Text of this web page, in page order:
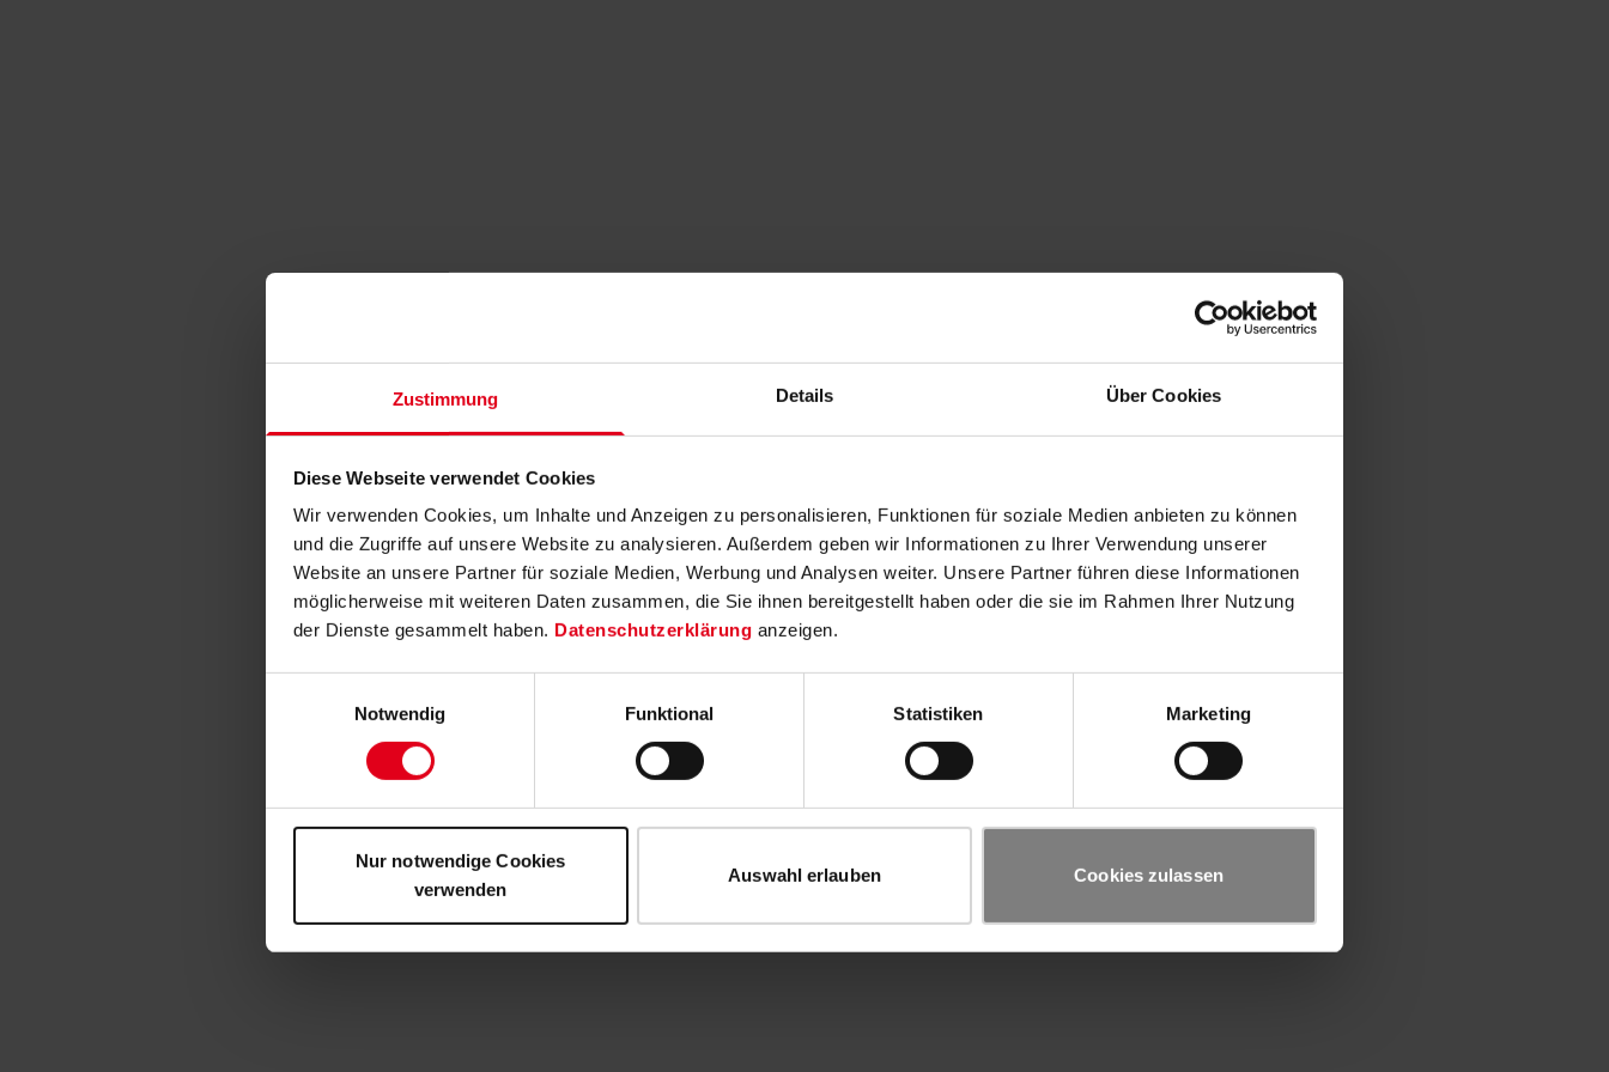
Zustimmung Details Über Cookies
Diese Webseite verwendet Cookies
Wir verwenden Cookies, um Inhalte und Anzeigen zu personalisieren, Funktionen für soziale Medien anbieten zu können
und die Zugriffe auf unsere Website zu analysieren. Außerdem geben wir Informationen zu Ihrer Verwendung unserer
Website an unsere Partner für soziale Medien, Werbung und Analysen weiter. Unsere Partner führen diese Informationen
möglicherweise mit weiteren Daten zusammen, die Sie ihnen bereitgestellt haben oder die sie im Rahmen Ihrer Nutzung
der Dienste gesammelt haben. Datenschutzerklärung anzeigen.
Notwendig
Funktional Statistiken Marketing
Nur notwendige Cookies
verwenden
Auswahl erlauben Cookies zulassen